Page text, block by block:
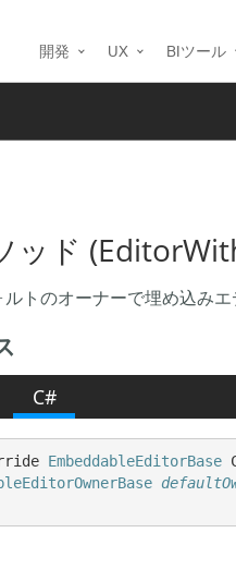
開発 UX BIツール
ッド
トのオーナーで埋め込み
C#
EmbeddableEditorBase